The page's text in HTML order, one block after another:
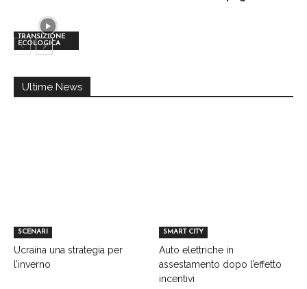
TRANSIZIONE
ECOLOGICA
Ultime News
SCENARI
Ucraina una strategia per
l’inverno
SMART CITY
Auto elettriche in
assestamento dopo l’effetto
incentivi